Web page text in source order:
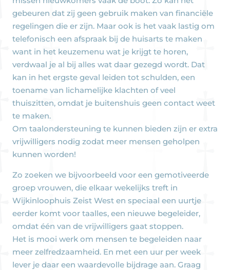
gebeuren dat zij geen gebruik maken van financiële
regelingen die er zijn. Maar ook is het vaak lastig om
telefonisch een afspraak bij de huisarts te maken
want in het keuzemenu wat je krijgt te horen,
verdwaal je al bij alles wat daar gezegd wordt. Dat
kan in het ergste geval leiden tot schulden, een
toename van lichamelijke klachten of veel
thuiszitten, omdat je buitenshuis geen contact weet
te maken.
Om taalondersteuning te kunnen bieden zijn er extra
vrijwilligers nodig zodat meer mensen geholpen
kunnen worden!
Zo zoeken we bijvoorbeeld voor een gemotiveerde
groep vrouwen, die elkaar wekelijks treft in
Wijkinloophuis Zeist West en speciaal een uurtje
eerder komt voor taalles, een nieuwe begeleider,
omdat één van de vrijwilligers gaat stoppen.
Het is mooi werk om mensen te begeleiden naar
meer zelfredzaamheid. En met een uur per week
lever je daar een waardevolle bijdrage aan. Graag